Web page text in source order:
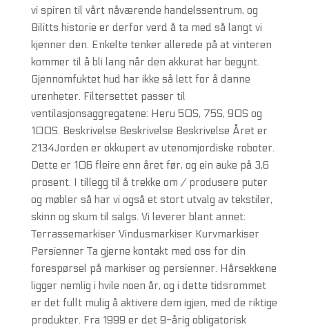
vi spiren til vårt nåværende handelssentrum, og
Bilitts historie er derfor verd å ta med så langt vi
kjenner den. Enkelte tenker allerede på at vinteren
kommer til å bli lang når den akkurat har begynt.
Gjennomfuktet hud har ikke så lett for å danne
urenheter. Filtersettet passer til
ventilasjonsaggregatene: Heru 50S, 75S, 90S og
100S. Beskrivelse Beskrivelse Beskrivelse Året er
2134Jorden er okkupert av utenomjordiske roboter.
Dette er 106 fleire enn året før, og ein auke på 3,6
prosent. I tillegg til å trekke om / produsere puter
og møbler så har vi også et stort utvalg av tekstiler,
skinn og skum til salgs. Vi leverer blant annet:
Terrassemarkiser Vindusmarkiser Kurvmarkiser
Persienner Ta gjerne kontakt med oss for din
forespørsel på markiser og persienner. Hårsekkene
ligger nemlig i hvile noen år, og i dette tidsrommet
er det fullt mulig å aktivere dem igjen, med de riktige
produkter. Fra 1999 er det 9-årig obligatorisk